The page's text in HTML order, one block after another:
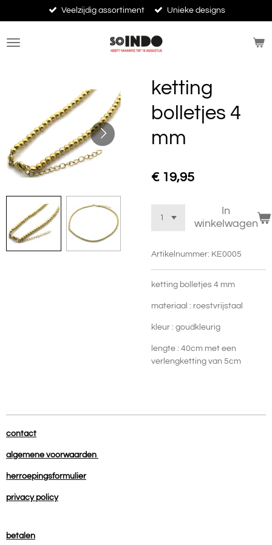
direct
naar
de
Veelzijdig assortiment Unieke designs
ketting
bolletjes 4
mm
€ 19,95
In
winkelwagen
Artikelnummer: KE0005
ketting bolletjes 4 mm
materiaal : roestvrijstaal
kleur : goudkleurig
lengte : 40cm met een
verlengketting van 5cm
contact
algemene voorwaarden
herroepingsformulier
privacy policy
betalen